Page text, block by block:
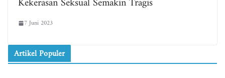
7 Juni 2023
Artikel Populer